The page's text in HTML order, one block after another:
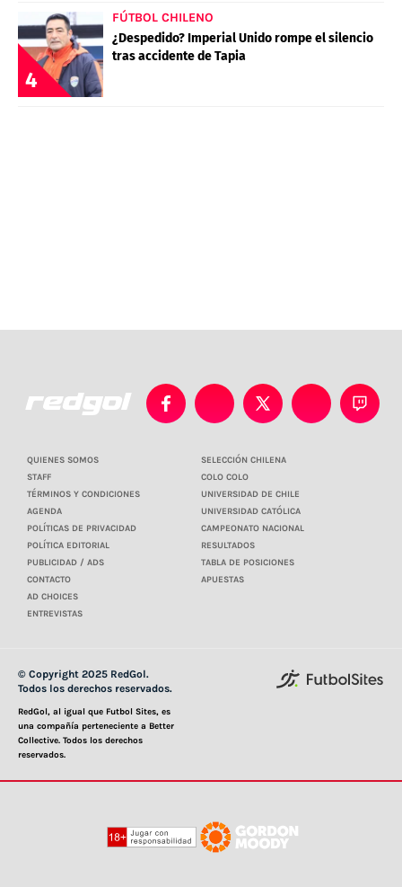
4
FÚTBOL CHILENO
¿Despedido? Imperial Unido rompe el silencio
tras accidente de Tapia
QUIENES SOMOS
STAFF
TÉRMINOS Y CONDICIONES
AGENDA
POLÍTICAS DE PRIVACIDAD
POLÍTICA EDITORIAL
PUBLICIDAD / ADS
CONTACTO
AD CHOICES
ENTREVISTAS
SELECCIÓN CHILENA
COLO COLO
UNIVERSIDAD DE CHILE
UNIVERSIDAD CATÓLICA
CAMPEONATO NACIONAL
RESULTADOS
TABLA DE POSICIONES
APUESTAS
© Copyright 2025 RedGol.
Todos los derechos reservados.
RedGol, al igual que Futbol Sites, es
una compañía perteneciente a Better
Collective. Todos los derechos
reservados.